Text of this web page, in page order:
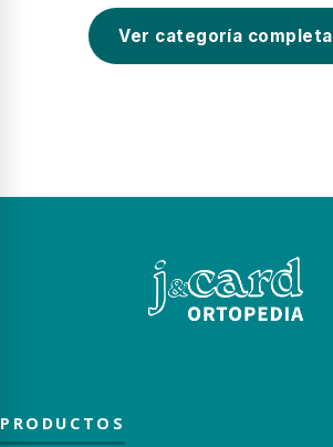
Ver categoría completa
PRODUCTOS